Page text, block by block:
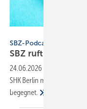
SBZ-Podcast
SBZ ruft an bei
24.06.2026
SHK Berlin mit einer
begegnet.